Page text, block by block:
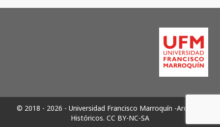
© 2018 - 2026 - Universidad Francisco Marroquín -Archivos
Históricos. CC BY-NC-SA